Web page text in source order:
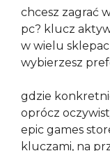
chcesz zagrać
pc? klucz
w wielu
wybierzesz
gdzie
oprócz
epic games
kluczami, na